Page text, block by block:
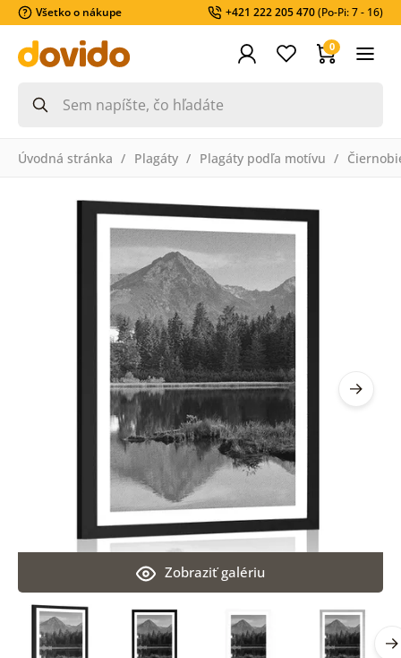
Všetko o nákupe +421 222 205 470(Po-Pi: 7 - 16)
0
Úvodná stránka Plagáty Plagáty podľa motívu
Zobraziť galériu